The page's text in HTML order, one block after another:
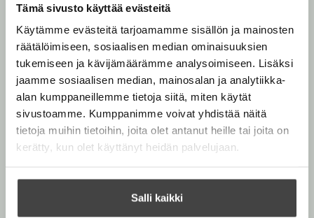
Tämä sivusto käyttää evästeitä
Käytämme evästeitä tarjoamamme sisällön ja mainosten
räätälöimiseen, sosiaalisen median ominaisuuksien
tukemiseen ja kävijämäärämme analysoimiseen. Lisäksi
jaamme sosiaalisen median, mainosalan ja analytiikka-
alan kumppaneillemme tietoja siitä, miten käytät
sivustoamme. Kumppanimme voivat yhdistää näitä
tietoja muihin tietoihin, joita olet antanut heille tai joita on
kerätty, kun olet käyttänyt heidän palvelujaan.
Salli kaikki
n
t
e
l
e
k
b
e
a
t
A
u
k
e
a
Muut teokset
Marraskuu 2026